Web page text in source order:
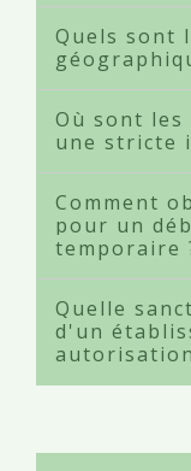
Quels sont
Où sont
une stricte
Comment
pour un
temporaire
Quelle
d'un